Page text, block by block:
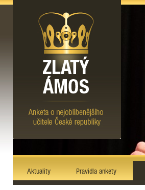
Aktuality Pravidla ankety